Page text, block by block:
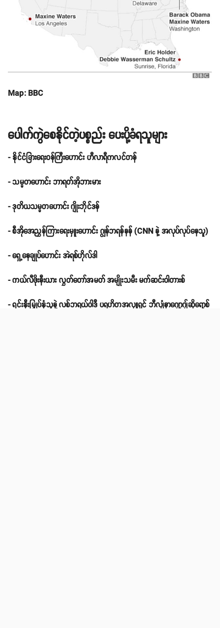
Map: BBC
ပေါက်ကွဲစေနိုင်တဲ့ပစ္စည်း ပေးပို့ခံရသူများ
- နိုင်ငံခြားရေးဝန်ကြီးဟောင်း ဟီလာရီကလင်တန်
- သမ္မတဟောင်း ဘာရတ်အိုဘားမား
- ဒုတိယသမ္မတဟောင်း ဂျိုးဘိုင်ဒန်
- စီအိုအေညွှန်ကြားရေးမှူးဟောင်း ဂျွန်ဘရန်နန် (CNN နဲ့ အလုပ်လုပ်နေသူ)
- ရှေ့နေချုပ်ဟောင်း အဲရစ်ဟိုလ်ဒါ
- ကယ်လီဖိုးနီးယား လွှတ်တော်အမတ် အမျိုးသမီး မက်ဆင်းဝါတားစ်
- ရင်းနှီးမြှုပ်နှံသူနဲ့ လစ်ဘရယ်ဝါဒီ ပရဟိတအလှူရှင် ဘီလျံနာဂျော့ဂျ်ဆိုရော့စ်